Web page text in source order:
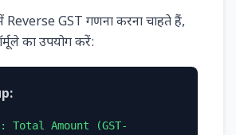
GST गणना करना चाहते हैं,
का उपयोग करें:
Amount (GST-